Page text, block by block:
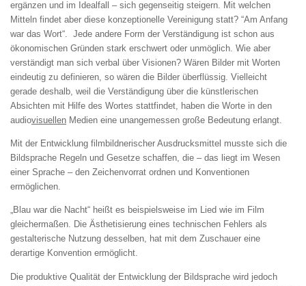
ergänzen und im Idealfall – sich gegenseitig steigern. Mit welchen
Mitteln findet aber diese konzeptionelle Vereinigung statt? “Am Anfang
war das Wort“. Jede andere Form der Verständigung ist schon aus
ökonomischen Gründen stark erschwert oder unmöglich. Wie aber
verständigt man sich verbal über Visionen? Wären Bilder mit Worten
eindeutig zu definieren, so wären die Bilder überflüssig. Vielleicht
gerade deshalb, weil die Verständigung über die künstlerischen
Absichten mit Hilfe des Wortes stattfindet, haben die Worte in den
audiovisuellen Medien eine unangemessen große Bedeutung erlangt.
Mit der Entwicklung filmbildnerischer Ausdrucksmittel musste sich die
Bildsprache Regeln und Gesetze schaffen, die – das liegt im Wesen
einer Sprache – den Zeichenvorrat ordnen und Konventionen
ermöglichen.
„Blau war die Nacht“ heißt es beispielsweise im Lied wie im Film
gleichermaßen. Die Ästhetisierung eines technischen Fehlers als
gestalterische Nutzung desselben, hat mit dem Zuschauer eine
derartige Konvention ermöglicht.
Die produktive Qualität der Entwicklung der Bildsprache wird jedoch